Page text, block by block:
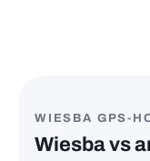
WIESBA GPS-
Wiesba vs